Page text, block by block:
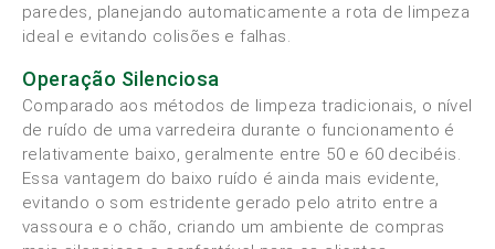
paredes, planejando automaticamente a rota de limpeza
ideal e evitando colisões e falhas.
Operação Silenciosa
Comparado aos métodos de limpeza tradicionais, o nível
de ruído de uma varredeira durante o funcionamento é
relativamente baixo, geralmente entre 50 e 60 decibéis.
Essa vantagem do baixo ruído é ainda mais evidente,
evitando o som estridente gerado pelo atrito entre a
vassoura e o chão, criando um ambiente de compras